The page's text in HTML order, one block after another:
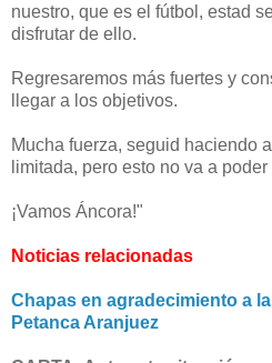
nuestro, que es el fútbol, estad
disfrutar de ello.
Regresaremos más fuertes y
llegar a los objetivos.
Mucha fuerza, seguid haciendo
limitada, pero esto no va a
¡Vamos Áncora!"
Noticias relacionadas
Chapas en agradecimiento a
Petanca Aranjuez